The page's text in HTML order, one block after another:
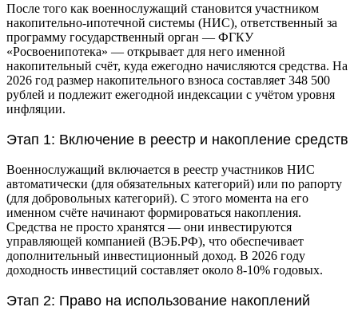
После того как военнослужащий становится участником
накопительно-ипотечной системы (НИС), ответственный за
программу государственный орган — ФГКУ
«Росвоенипотека» — открывает для него именной
накопительный счёт, куда ежегодно начисляются средства. На
2026 год размер накопительного взноса составляет 348 500
рублей и подлежит ежегодной индексации с учётом уровня
инфляции.
Этап 1: Включение в реестр и накопление средств
Военнослужащий включается в реестр участников НИС
автоматически (для обязательных категорий) или по рапорту
(для добровольных категорий). С этого момента на его
именном счёте начинают формироваться накопления.
Средства не просто хранятся — они инвестируются
управляющей компанией (ВЭБ.РФ), что обеспечивает
дополнительный инвестиционный доход. В 2026 году
доходность инвестиций составляет около 8-10% годовых.
Этап 2: Право на использование накоплений